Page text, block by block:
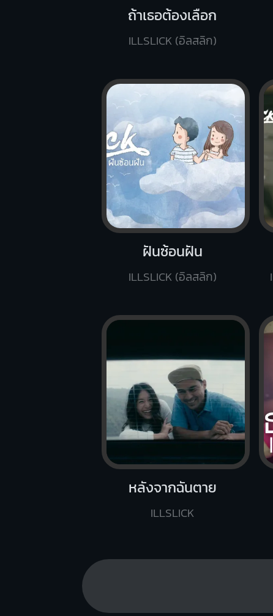
ถ้าเธอต้องเลือก
ILLSLICK (อิลสลิก)
ฝันซ้อนฝัน
ILLSLICK (อิลสลิก)
หลังจากฉันตาย
ILLSLICK